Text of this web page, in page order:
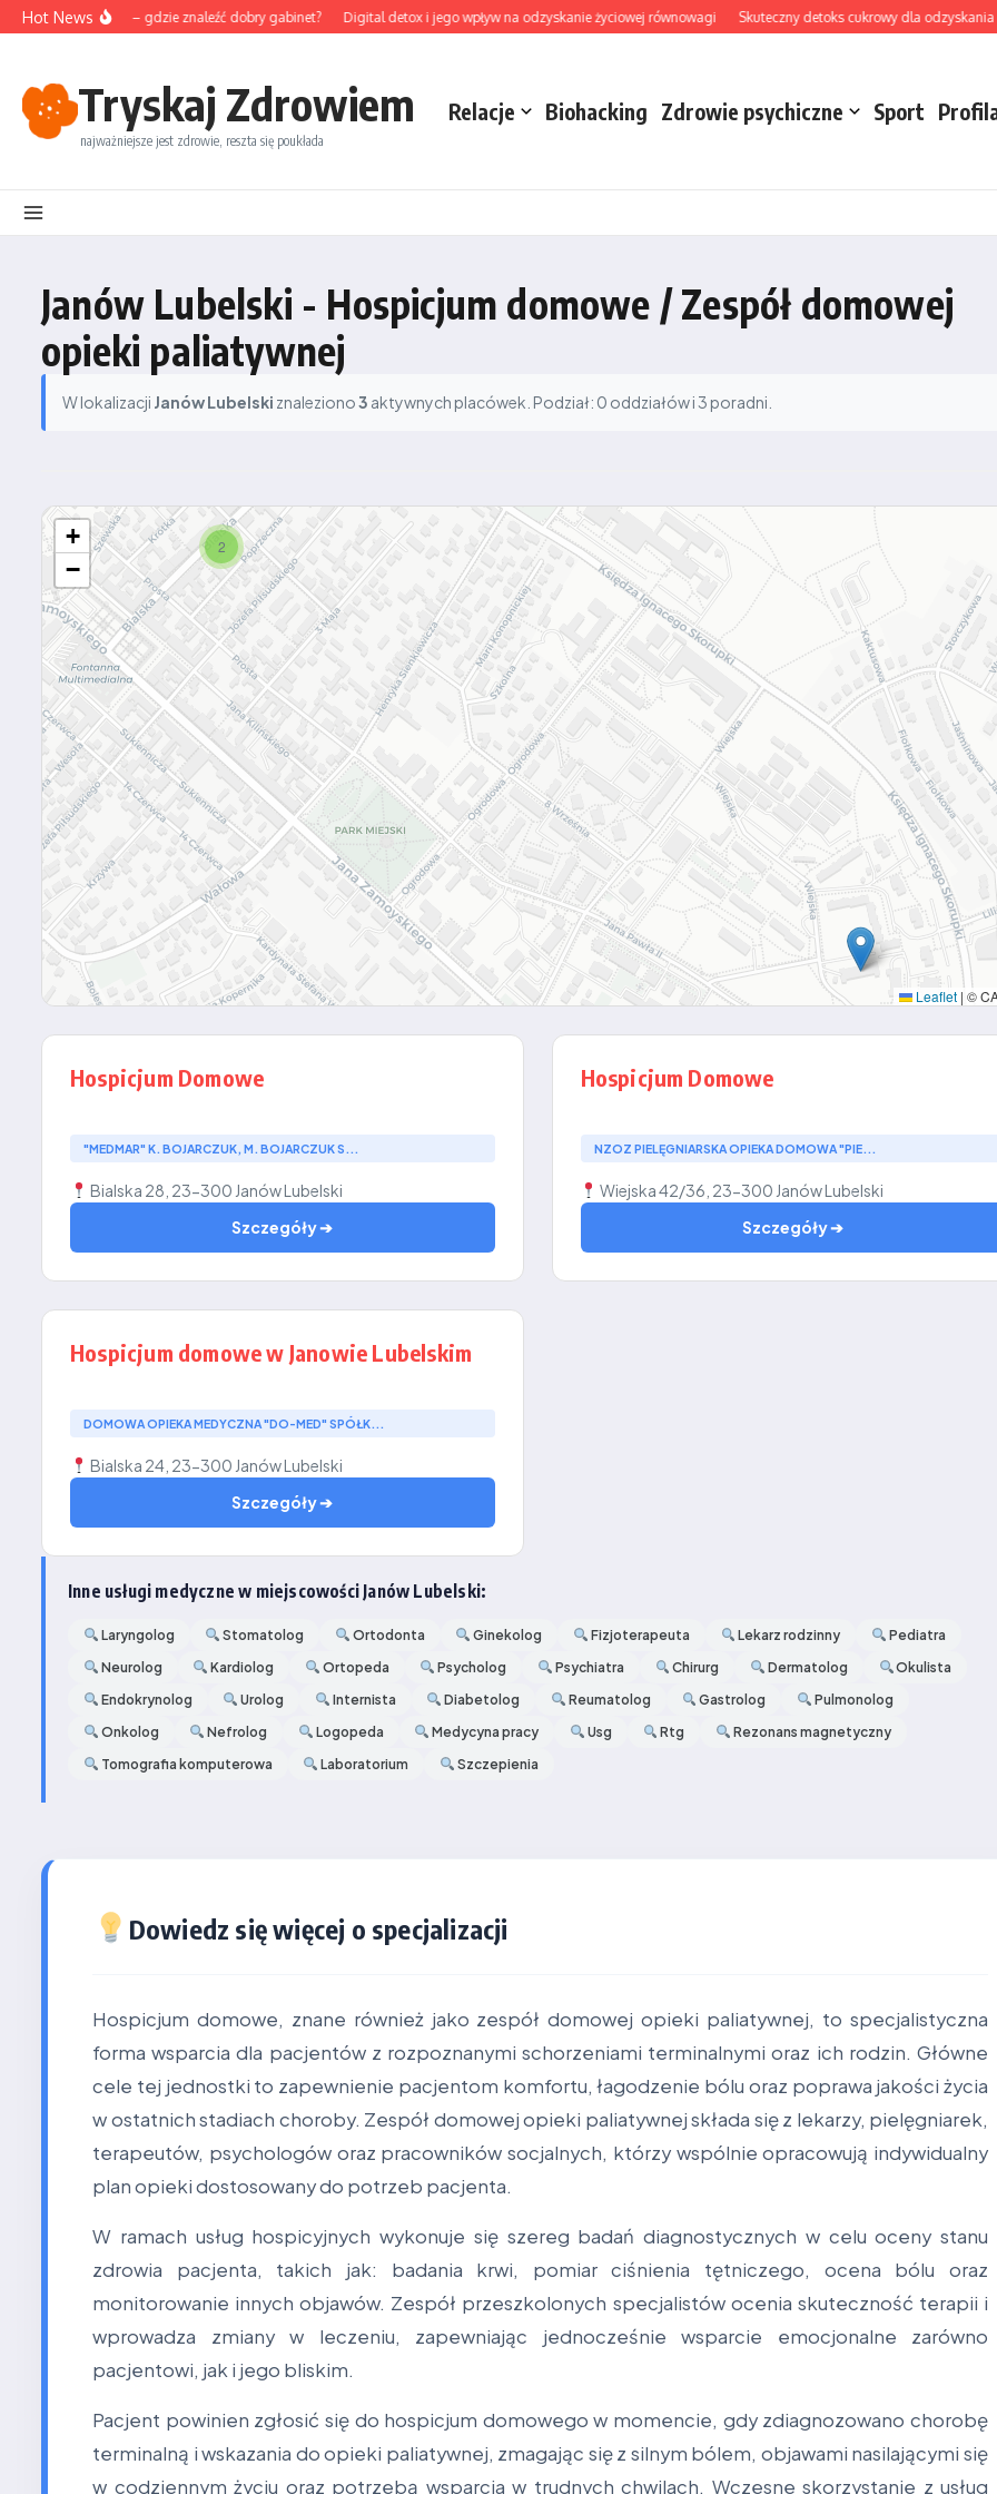
Przejdź do treści
Hot News
na Śląsku – gdzie znaleźć dobry gabinet? Digital detox i jego wpływ na odzyskanie życiowej równowagi Skuteczny detoks cukrowy dla odzyskania
Tryskaj Zdrowiem
najważniejsze jest zdrowie, reszta się poukłada
Relacje Biohacking Zdrowie psychiczne Sport
Janów Lubelski - Hospicjum domowe / Zespół domowej
opieki paliatywnej
W lokalizacji Janów Lubelski znaleziono3 aktywnych placówek. Podział: 0 oddziałów i 3 poradni.
2
+
−
Leaflet | ©
Hospicjum Domowe
"MEDMAR" K. BOJARCZUK, M. BOJARCZUK S...
Bialska 28, 23-300 Janów Lubelski
Szczegóły ➔
Hospicjum Domowe
NZOZ PIELĘGNIARSKA OPIEKA DOMOWA "PIE...
Wiejska 42/36, 23-300 Janów Lubelski
Szczegóły ➔
Hospicjum domowe w Janowie Lubelskim
DOMOWA OPIEKA MEDYCZNA "DO-MED" SPÓŁK...
Bialska 24, 23-300 Janów Lubelski
Szczegóły ➔
Inne usługi medyczne w miejscowości Janów Lubelski:
Laryngolog Stomatolog Ortodonta Ginekolog Fizjoterapeuta Lekarz rodzinny
Pediatra
Neurolog
Kardiolog Ortopeda Psycholog Psychiatra Chirurg Dermatolog
Okulista
Endokrynolog
Urolog Internista Diabetolog Reumatolog Gastrolog
Pulmonolog
Onkolog
Nefrolog Logopeda Medycyna pracy Usg Rtg
Rezonans magnetyczny
Tomografia komputerowa
Laboratorium Szczepienia
Dowiedz się więcej o specjalizacji
Hospicjum domowe, znane również jako zespół domowej opieki paliatywnej, to specjalistyczna
forma wsparcia dla pacjentów z rozpoznanymi schorzeniami terminalnymi oraz ich rodzin. Główne
cele tej jednostki to zapewnienie pacjentom komfortu, łagodzenie bólu oraz poprawa jakości życia
w ostatnich stadiach choroby. Zespół domowej opieki paliatywnej składa się z lekarzy, pielęgniarek,
terapeutów, psychologów oraz pracowników socjalnych, którzy wspólnie opracowują indywidualny
plan opieki dostosowany do potrzeb pacjenta.
W ramach usług hospicyjnych wykonuje się szereg badań diagnostycznych w celu oceny stanu
zdrowia pacjenta, takich jak: badania krwi, pomiar ciśnienia tętniczego, ocena bólu oraz
monitorowanie innych objawów. Zespół przeszkolonych specjalistów ocenia skuteczność terapii i
wprowadza zmiany w leczeniu, zapewniając jednocześnie wsparcie emocjonalne zarówno
pacjentowi, jak i jego bliskim.
Pacjent powinien zgłosić się do hospicjum domowego w momencie, gdy zdiagnozowano chorobę
terminalną i wskazania do opieki paliatywnej, zmagając się z silnym bólem, objawami nasilającymi się
w codziennym życiu oraz potrzebą wsparcia w trudnych chwilach. Wczesne skorzystanie z usług